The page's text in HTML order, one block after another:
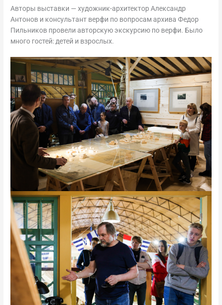
Авторы выставки — художник-архитектор Александр
Антонов и консультант верфи по вопросам архива Федор
Пильников провели авторскую экскурсию по верфи. Было
много гостей: детей и взрослых.